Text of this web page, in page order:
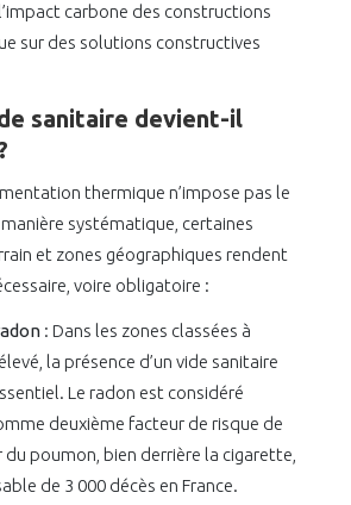
carbone des constructions
sur des solutions constructives
sanitaire devient-il
thermique n’impose pas le
systématique, certaines
et zones géographiques rendent
voire obligatoire :
: Dans les zones classées à
la présence d’un vide sanitaire
Le radon est considéré
deuxième facteur de risque de
du poumon, bien derrière la cigarette,
de 3 000 décès en France.